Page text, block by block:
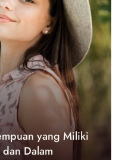
yang Miliki
Dalam